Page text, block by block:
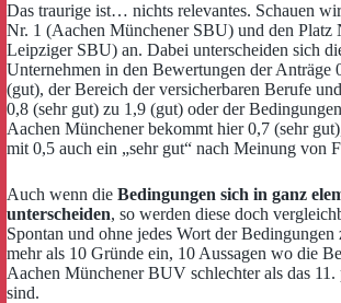
Das traurige ist… nichts relevantes. Schauen
Nr. 1 (Aachen Münchener SBU) und den Platz
Leipziger SBU) an. Dabei unterscheiden sich
Unternehmen in den Bewertungen der Anträge
(gut), der Bereich der versicherbaren Berufe
0,8 (sehr gut) zu 1,9 (gut) oder der
Aachen Münchener bekommt hier 0,7 (sehr
mit 0,5 auch ein „sehr gut“ nach Meinung von
Auch wenn die Bedingungen sich in ganz
unterscheiden, so werden diese doch
Spontan und ohne jedes Wort der
mehr als 10 Gründe ein, 10 Aussagen wo die
Aachen Münchener BUV schlechter als das
sind.